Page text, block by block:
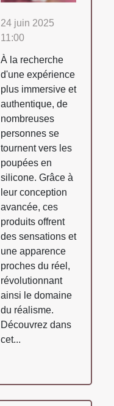
24 juin 2025
11:00
À la recherche
d'une expérience
plus immersive et
authentique, de
nombreuses
personnes se
tournent vers les
poupées en
silicone. Grâce à
leur conception
avancée, ces
produits offrent
des sensations et
une apparence
proches du réel,
révolutionnant
ainsi le domaine
du réalisme.
Découvrez dans
cet...